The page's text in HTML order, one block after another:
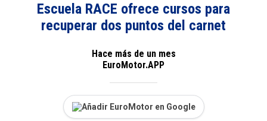
Escuela RACE ofrece cursos para
recuperar dos puntos del carnet
Hace más de un mes
EuroMotor.APP
Añadir EuroMotor en Google